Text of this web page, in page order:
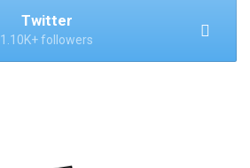
Twitter
1.10K+ followers